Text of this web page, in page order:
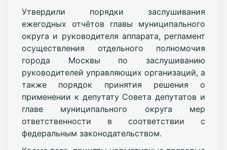
Утвердили порядки заслушивания
ежегодных отчётов главы муниципального
округа и руководителя аппарата, регламент
осуществления отдельного полномочия
города Москвы по заслушиванию
руководителей управляющих организаций, а
также порядок принятия решения о
применении к депутату Совета депутатов и
главе муниципального округа мер
ответственности в соответствии с
федеральным законодательством.